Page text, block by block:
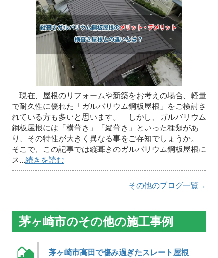
現在、屋根のリフォームや新築をお考えの場合、軽量
で耐久性に優れた「ガルバリウム鋼板屋根」をご検討さ
れている方も多いと思います。 しかし、ガルバリウム
鋼板屋根には「横葺き」「縦葺き」といった種類があ
り、その特性が大きく異なる事をご存知でしょうか。
そこで、この記事では縦葺きのガルバリウム鋼板屋根に
ス...続きを読む
その他のブログ一覧→
茅ヶ崎市のその他の施工事例
茅ヶ崎市高田で傷み過ぎたスレート屋根